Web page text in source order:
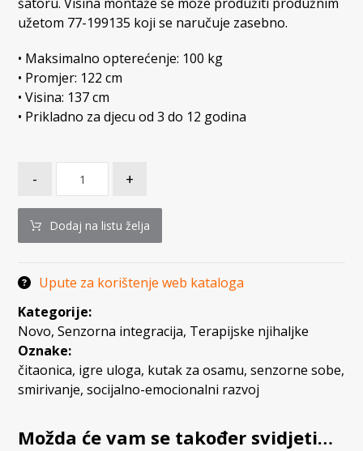
užetom 77-199135 koji se naručuje zasebno.
• Maksimalno opterećenje: 100 kg
• Promjer: 122 cm
• Visina: 137 cm
• Prikladno za djecu od 3 do 12 godina
- +
Dodaj na listu želja
Upute za korištenje web kataloga
Kategorije:
Novo,Senzorna integracija, Terapijske njihaljke
Oznake:
čitaonica, igre uloga, kutak za osamu,senzorne sobe,
smirivanje,socijalno-emocionalni razvoj
Možda će vam se također svidjeti…